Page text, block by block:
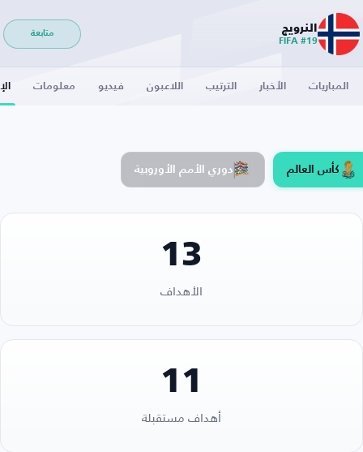
النرويج
FIFA #19
متابعة
المباريات الأخبار الترتيب اللاعبون فيديو معلومات
كأس العالم دوري الأمم الأوروبية
13
الأهداف
11
أهداف مستقبلة